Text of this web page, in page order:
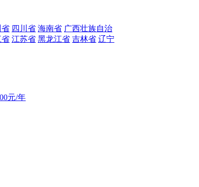
省 四川省 海南省 广西壮族自治
省 江苏省 黑龙江省 吉林省 辽宁
元/年